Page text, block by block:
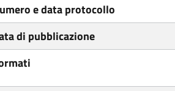
e data protocollo
di pubblicazione